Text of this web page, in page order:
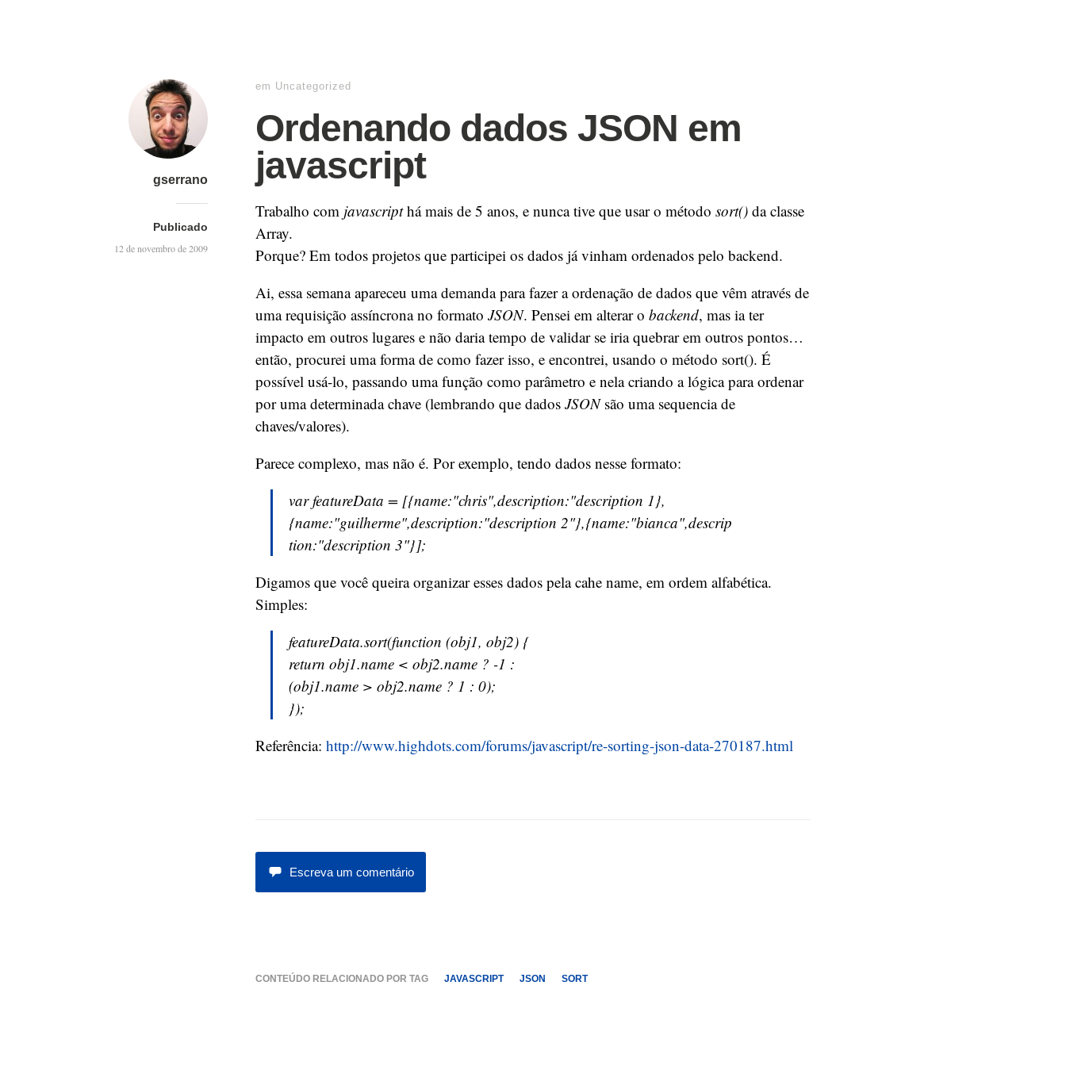
gserrano
Publicado
12 de novembro de 2009
em Uncategorized
Ordenando dados JSON em
javascript
Trabalho com javascripthá mais de 5 anos, e nunca tive que usar o método sort() da classe
Array.
Porque? Em todos projetos que participei os dados já vinham ordenados pelo backend.
Ai, essa semana apareceu uma demanda para fazer a ordenação de dados que vêm através de
uma requisição assíncrona no formato JSON. Pensei em alterar o backend, mas ia ter
impacto em outros lugares e não daria tempo de validar se iria quebrar em outros pontos…
então, procurei uma forma de como fazer isso, e encontrei, usando o método sort(). É
possível usá-lo, passando uma função como parâmetro e nela criando a lógica para ordenar
por uma determinada chave (lembrando que dados JSONsão uma sequencia de
chaves/valores).
Parece complexo, mas não é. Por exemplo, tendo dados nesse formato:
var featureData = [{name:"chris",description:"description 1},
{name:"guilherme",description:"description 2"},{name:"bianca",descrip
tion:"description 3"}];
Digamos que você queira organizar esses dados pela cahe name, em ordem alfabética.
Simples:
featureData.sort(function (obj1, obj2) {
return obj1.name < obj2.name ? -1 :
(obj1.name > obj2.name ? 1 : 0);
});
Referência: http://www.highdots.com/forums/javascript/re-sorting-json-data-270187.html
Escreva um comentário
CONTEÚDO RELACIONADO POR TAG JAVASCRIPT JSON SORT